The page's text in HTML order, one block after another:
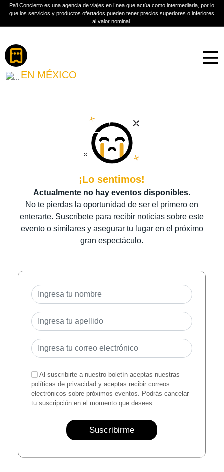
Pa'l Concierto es una agencia de viajes en línea que actúa como intermediaria, por lo
que los servicios y productos ofertados pueden tener precios superiores o inferiores
al valor nominal.
KANG DANIEL
EN MÉXICO
Más información
¡Lo sentimos!
Actualmente no hay eventos disponibles.
No te pierdas la oportunidad de ser el primero en
enterarte. Suscríbete para recibir noticias sobre este
evento o similares y asegurar tu lugar en el próximo
gran espectáculo.
Al suscribirte a nuestro boletín aceptas nuestras
políticas de privacidad y aceptas recibir correos
electrónicos sobre próximos eventos. Podrás cancelar
tu suscripción en el momento que desees.
Suscribirme